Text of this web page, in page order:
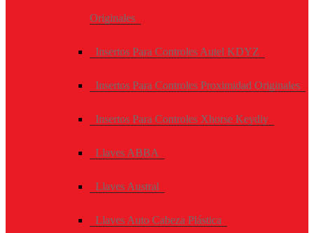
Originales
Insertos Para Controles Autel KDYZ
Insertos Para Controles Proximidad Originales
Insertos Para Controles Xhorse Keydiy
Llaves ABBA
Llaves Austral
Llaves Auto Cabeza Plástica